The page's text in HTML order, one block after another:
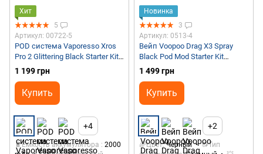
Хит
5
Артикул: 00722-5
POD система Vaporesso Xros
Pro 2 Glittering Black Starter Kit
Оригинал
1 199 грн
Купить
+4
🔋Емкость аккумулятора
2000
Новинка
3
Артикул: 0513-4
Вейп Voopoo Drag X3 Spray
Black Pod Mod Starter Kit
Оригинал
1 499 грн
Купить
+2
🌈Цвет Черный
🔂Тип